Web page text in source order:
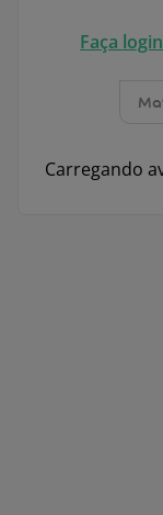
Faça
Carregando